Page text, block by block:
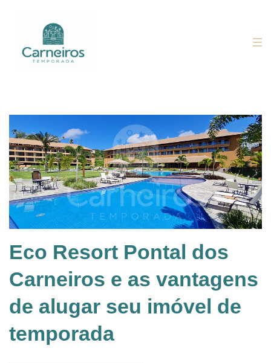
Eco Resort Pontal dos
Carneiros e as vantagens
de alugar seu imóvel de
temporada